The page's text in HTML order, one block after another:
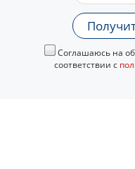
Соглашаюсь на
соответствии с